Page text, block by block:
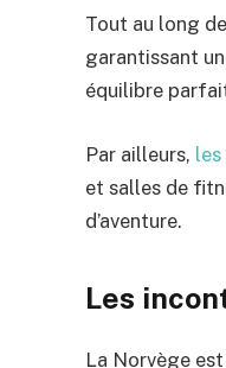
Tout au long
garantissant
équilibre
Par ailleurs, les
et salles de
d’aventure.
Les
La Norvège